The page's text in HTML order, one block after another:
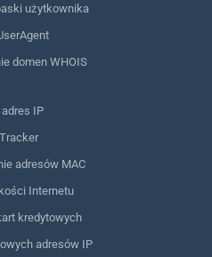
użytkownika
domen WHOIS
IP
adresów MAC
Internetu
kredytowych
adresów IP